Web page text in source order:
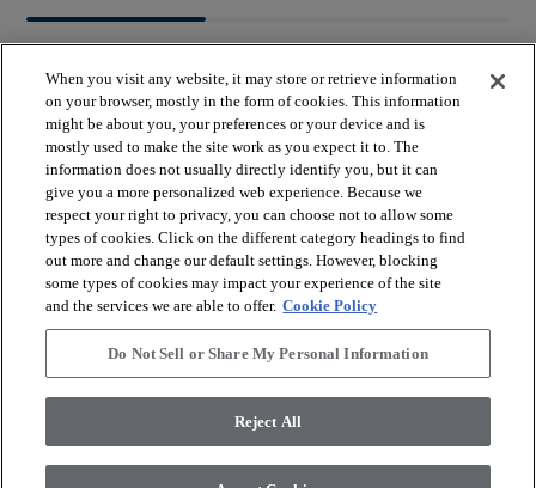
BEKIJK PRODUCTEN
HANDIGE TOOLS
OVER ONS arrow_forward_ios
When you visit any website, it may store or retrieve information
on your browser, mostly in the form of cookies. This information
might be about you, your preferences or your device and is
mostly used to make the site work as you expect it to. The
information does not usually directly identify you, but it can
give you a more personalized web experience. Because we
respect your right to privacy, you can choose not to allow some
types of cookies. Click on the different category headings to find
out more and change our default settings. However, blocking
some types of cookies may impact your experience of the site
and the services we are able to offer. Cookie Policy
Do Not Sell or Share My Personal Information
Reject All